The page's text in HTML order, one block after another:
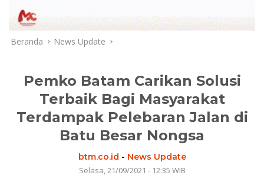
Beranda News Update
Pemko Batam Carikan Solusi
Terbaik Bagi Masyarakat
Terdampak Pelebaran Jalan di
Batu Besar Nongsa
btm.co.id - News Update
Selasa, 21/09/2021 - 12:35 WIB